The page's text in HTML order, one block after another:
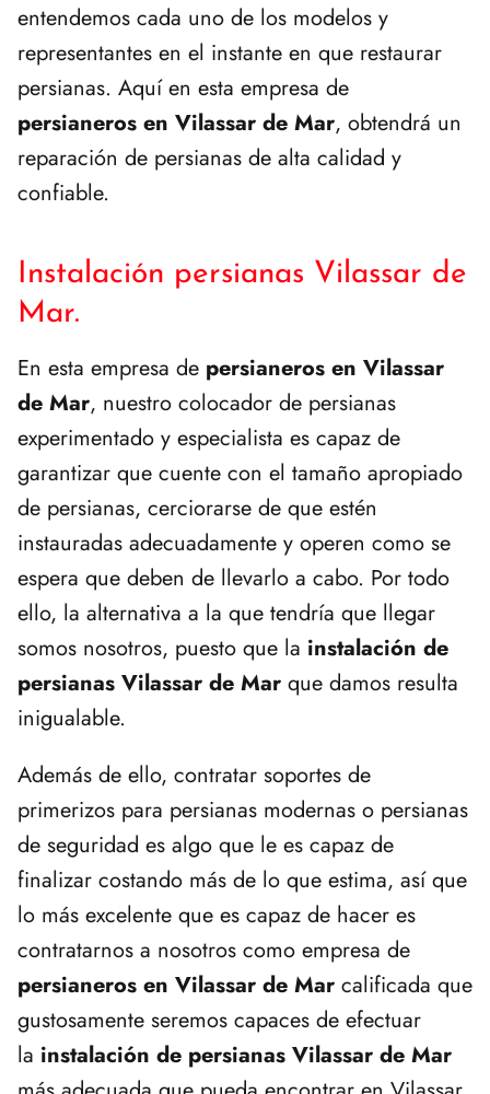
entendemos cada uno de los modelos y
representantes en el instante en que restaurar
persianas. Aquí en esta empresa de
persianeros en Vilassar de Mar, obtendrá un
reparación de persianas de alta calidad y
confiable.
Instalación persianas Vilassar de
Mar.
En esta empresa de persianeros en Vilassar
de Mar, nuestro colocador de persianas
experimentado y especialista es capaz de
garantizar que cuente con el tamaño apropiado
de persianas, cerciorarse de que estén
instauradas adecuadamente y operen como se
espera que deben de llevarlo a cabo. Por todo
ello, la alternativa a la que tendría que llegar
somos nosotros, puesto que la instalación de
persianas Vilassar de Mar que damos resulta
inigualable.
Además de ello, contratar soportes de
primerizos para persianas modernas o persianas
de seguridad es algo que le es capaz de
finalizar costando más de lo que estima, así que
lo más excelente que es capaz de hacer es
contratarnos a nosotros como empresa de
persianeros en Vilassar de Mar calificada que
gustosamente seremos capaces de efectuar
la instalación de persianas Vilassar de Mar